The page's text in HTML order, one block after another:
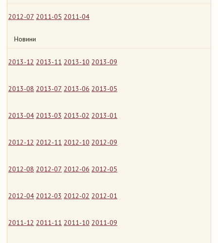
2012-07 2011-05 2011-04
Новини
2013-12 2013-11 2013-10 2013-09
2013-08 2013-07 2013-06 2013-05
2013-04 2013-03 2013-02 2013-01
2012-12 2012-11 2012-10 2012-09
2012-08 2012-07 2012-06 2012-05
2012-04 2012-03 2012-02 2012-01
2011-12 2011-11 2011-10 2011-09